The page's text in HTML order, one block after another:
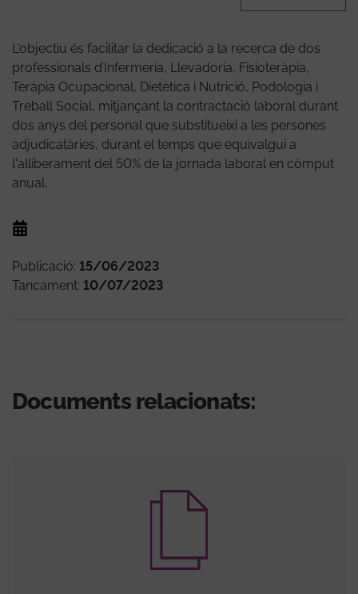
L'objectiu és facilitar la dedicació a la recerca de dos
professionals d’Infermeria, Llevadoria, Fisioteràpia,
Teràpia Ocupacional, Dietètica i Nutrició, Podologia i
Treball Social, mitjançant la contractació laboral durant
dos anys del personal que substitueixi a les persones
adjudicatàries, durant el temps que equivalgui a
l'alliberament del 50% de la jornada laboral en còmput
anual.
Publicació: 15/06/2023
Tancament: 10/07/2023
Documents relacionats: